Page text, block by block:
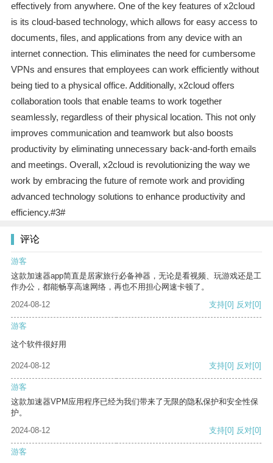
effectively from anywhere. One of the key features of x2cloud
is its cloud-based technology, which allows for easy access to
documents, files, and applications from any device with an
internet connection. This eliminates the need for cumbersome
VPNs and ensures that employees can work efficiently without
being tied to a physical office. Additionally, x2cloud offers
collaboration tools that enable teams to work together
seamlessly, regardless of their physical location. This not only
improves communication and teamwork but also boosts
productivity by eliminating unnecessary back-and-forth emails
and meetings. Overall, x2cloud is revolutionizing the way we
work by embracing the future of remote work and providing
advanced technology solutions to enhance productivity and
efficiency.#3#
评论
游客
这款加速器app简直是居家旅行必备神器，无论是看视频、玩游戏还是工
作办公，都能畅享高速网络，再也不用担心网速卡顿了。
2024-08-12
支持[0] 反对[0]
游客
这个软件很好用
2024-08-12 支持[0] 反对[0]
游客
这款加速器VPM应用程序已经为我们带来了无限的隐私保护和安全性保
护。
2024-08-12
支持[0] 反对[0]
游客